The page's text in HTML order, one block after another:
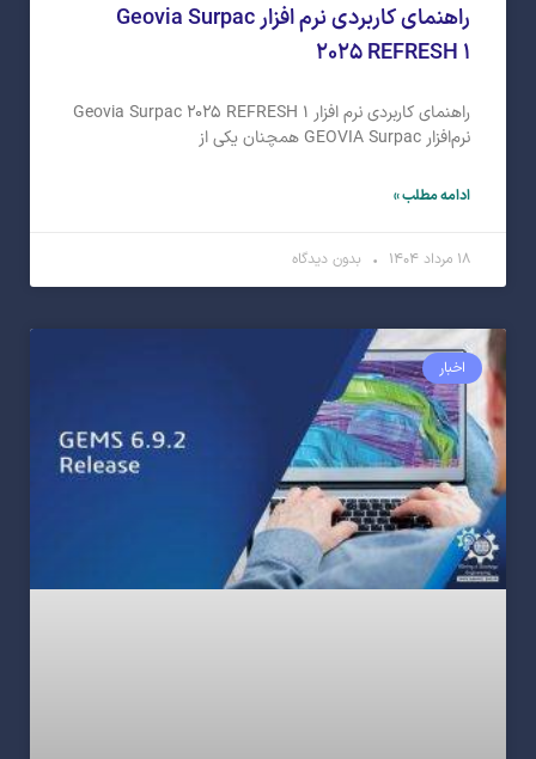
راهنمای کاربردی نرم افزار Geovia Surpac
۲۰۲۵ REFRESH ۱
راهنمای کاربردی نرم افزار Geovia Surpac ۲۰۲۵ REFRESH ۱
نرم‌افزار GEOVIA Surpac همچنان یکی از
ادامه مطلب »
۱۸ مرداد ۱۴۰۴ بدون دیدگاه
اخبار